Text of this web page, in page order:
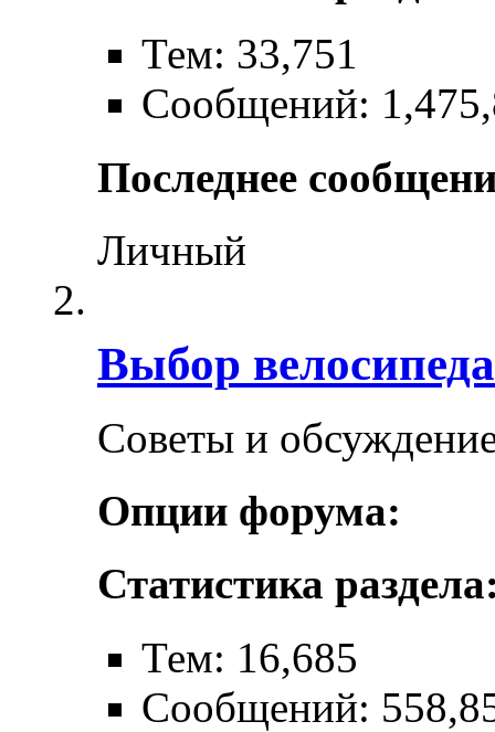
Тем: 33,751
Сообщений:
Последнее
Личный
Выбор велосипеда
Советы и
Опции форума:
Статистика
Тем: 16,685
Сообщений: